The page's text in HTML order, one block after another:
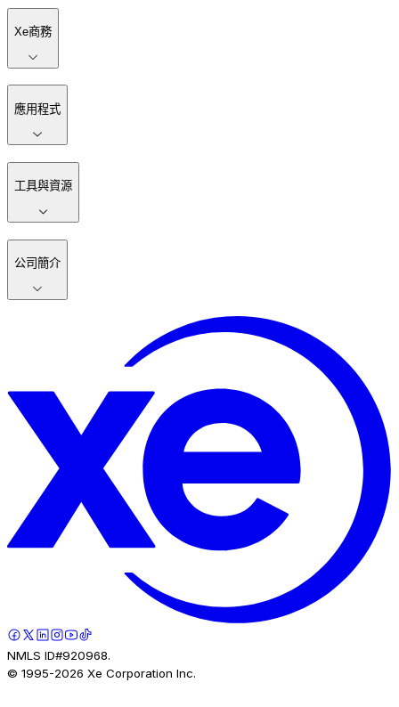
Xe商務
應用程式
工具與資源
公司簡介
NMLS ID#920968.
© 1995-2026 Xe Corporation Inc.